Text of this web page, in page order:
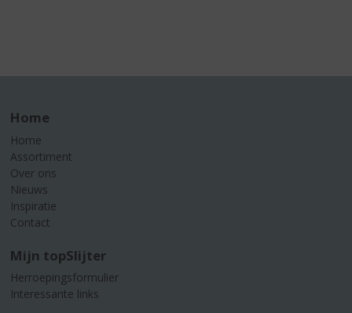
Home
Home
Assortiment
Over ons
Nieuws
Inspiratie
Contact
Mijn topSlijter
Herroepingsformulier
Interessante links